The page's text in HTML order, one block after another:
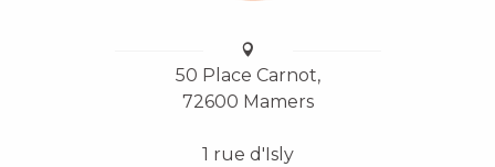
50 Place Carnot,
72600 Mamers
1 rue d'Isly